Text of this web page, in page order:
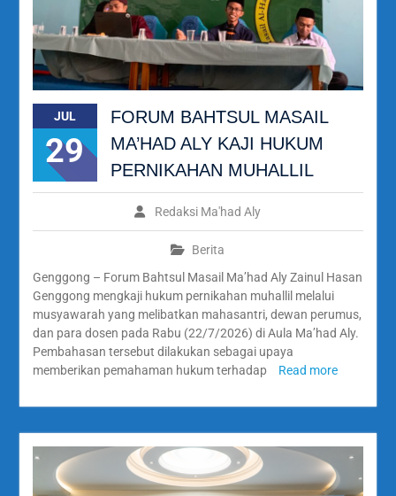
JUL
29
FORUM BAHTSUL MASAIL
MA’HAD ALY KAJI HUKUM
PERNIKAHAN MUHALLIL
Redaksi Ma'had Aly
Berita
Genggong – Forum Bahtsul Masail Ma’had Aly Zainul Hasan
Genggong mengkaji hukum pernikahan muhallil melalui
musyawarah yang melibatkan mahasantri, dewan perumus,
dan para dosen pada Rabu (22/7/2026) di Aula Ma’had Aly.
Pembahasan tersebut dilakukan sebagai upaya
memberikan pemahaman hukum terhadap
Read more